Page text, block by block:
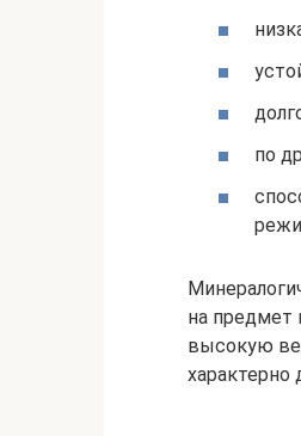
по
на предмет
высокую
характерно